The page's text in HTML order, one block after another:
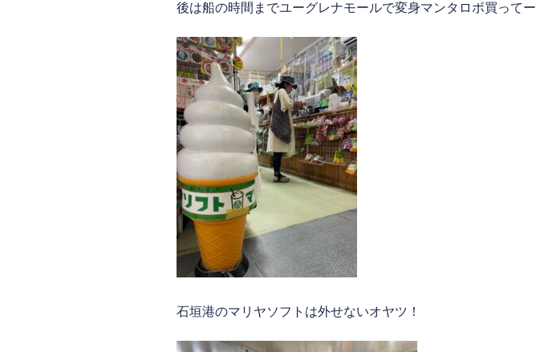
後は船の時間までユーグレナモールで変身マンタロボ買ってー
石垣港のマリヤソフトは外せないオヤツ！